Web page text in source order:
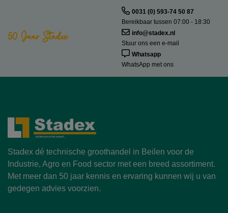
50 Jaar Stadex
0031 (0) 593-74 50 87
Bereikbaar tussen 07:00 - 18:30
info@stadex.nl
Stuur ons een e-mail
Whatsapp
WhatsApp met ons
Stadex dé technische groothandel in Beilen voor de
Industrie, Agro en Food sector met een breed assortiment.
Met meer dan 50 jaar kennis en ervaring kunnen wij u van
gedegen advies voorzien.